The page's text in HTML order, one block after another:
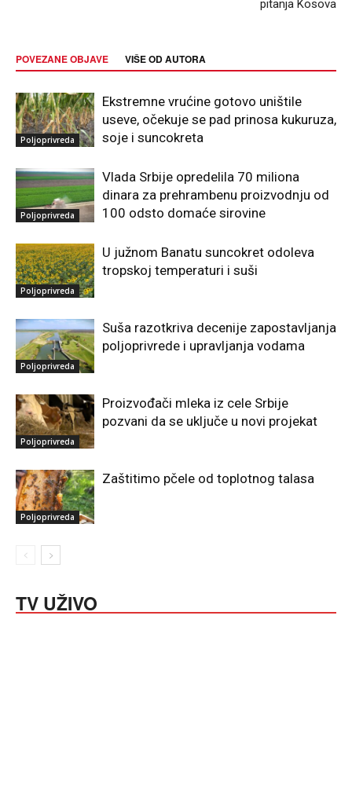
pitanja Kosova
POVEZANE OBJAVE VIŠE OD AUTORA
Poljoprivreda
Ekstremne vrućine gotovo uništile
useve, očekuje se pad prinosa kukuruza,
soje i suncokreta
Poljoprivreda
Vlada Srbije opredelila 70 miliona
dinara za prehrambenu proizvodnju od
100 odsto domaće sirovine
Poljoprivreda
U južnom Banatu suncokret odoleva
tropskoj temperaturi i suši
Poljoprivreda
Suša razotkriva decenije zapostavljanja
poljoprivrede i upravljanja vodama
Poljoprivreda
Proizvođači mleka iz cele Srbije
pozvani da se uključe u novi projekat
Poljoprivreda
Zaštitimo pčele od toplotnog talasa
TV UŽIVO